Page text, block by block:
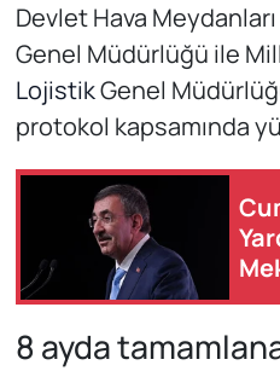
Devlet Hava
Genel Müdürlüğü ile
LojistikGenel
protokol kapsamında
8 ayda